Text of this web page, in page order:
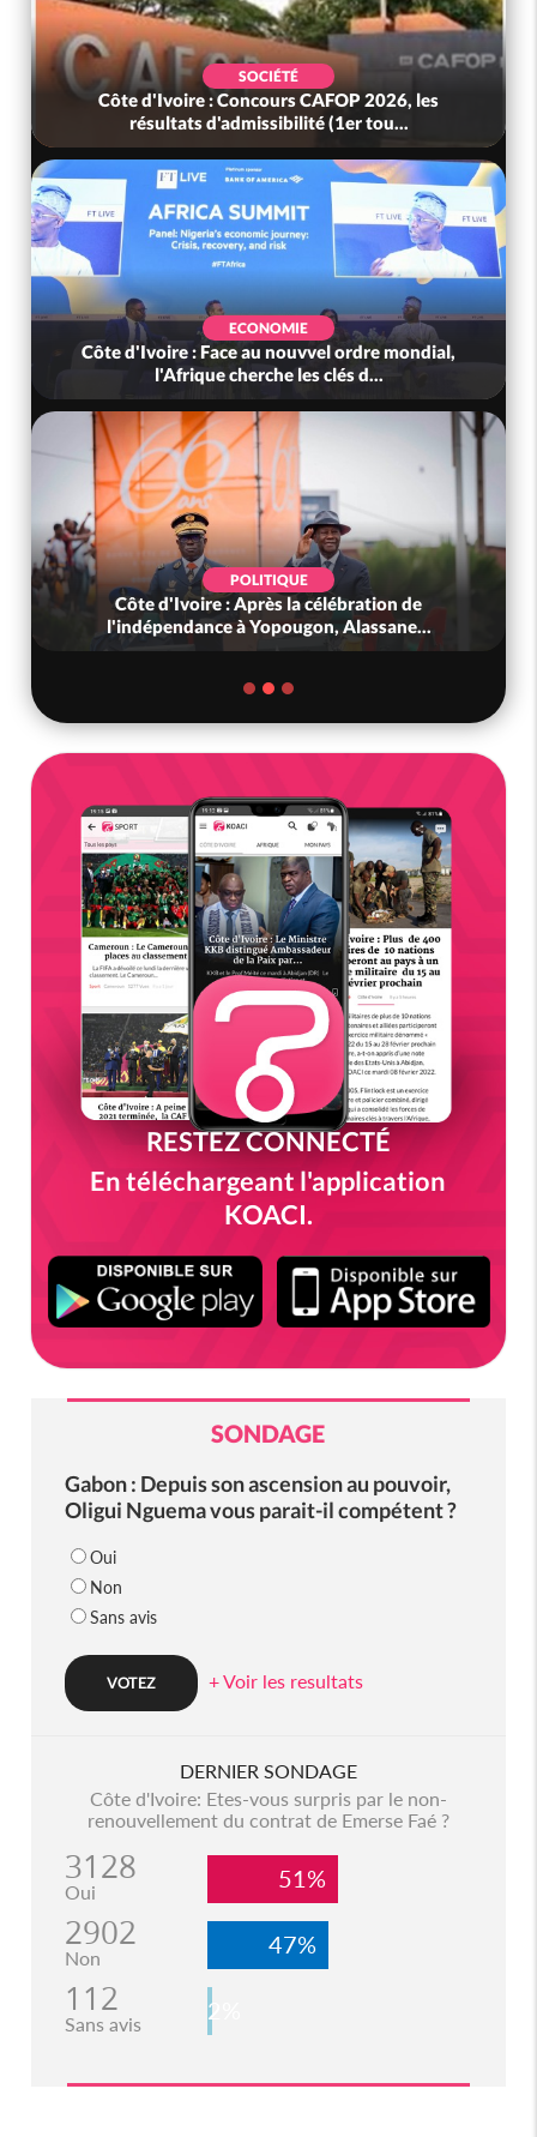
SOCIÉTÉ
Côte d'Ivoire : Concours CAFOP 2026, les
résultats d'admissibilité (1er tou...
ECONOMIE
Côte d'Ivoire : Face au nouvvel ordre mondial,
l'Afrique cherche les clés d...
POLITIQUE
Côte d'Ivoire : Après la célébration de
l'indépendance à Yopougon, Alassane...
RESTEZ CONNECTÉ
En téléchargeant l'application
KOACI.
SONDAGE
Gabon : Depuis son ascension au pouvoir,
Oligui Nguema vous parait-il compétent ?
Oui
Non
Sans avis
+ Voir les resultats
DERNIER SONDAGE
Côte d'Ivoire: Etes-vous surpris par le non-
renouvellement du contrat de Emerse Faé ?
3128
Oui 51%
2902
Non 47%
112
Sans avis 2%